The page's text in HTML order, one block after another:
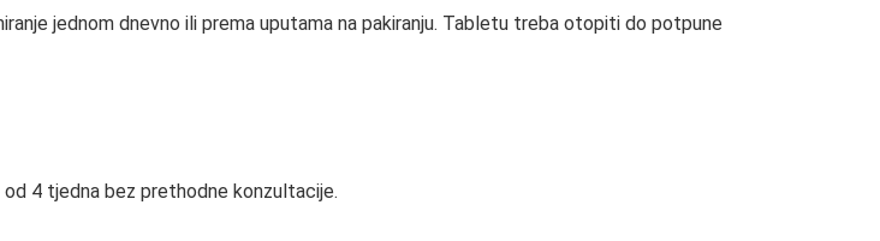
jednom dnevno ili prema uputama na pakiranju. Tabletu treba otopiti do potpune
od 4 tjedna bez prethodne konzultacije.